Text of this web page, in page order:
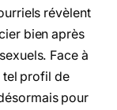
révèlent
bien après
Face à
tel profil de
pour